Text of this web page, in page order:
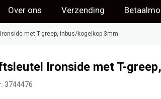
Over ons Verzending
met T-greep, inbus/kogelkop 3mm
Ironside met T-
3744476